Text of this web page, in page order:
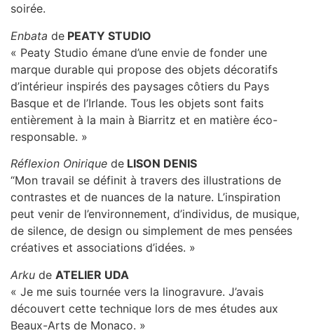
soirée.
Enbata de PEATY STUDIO
« Peaty Studio émane d’une envie de fonder une
marque durable qui propose des objets décoratifs
d’intérieur inspirés des paysages côtiers du Pays
Basque et de l’Irlande. Tous les objets sont faits
entièrement à la main à Biarritz et en matière éco-
responsable. »
Réflexion Onirique de LISON DENIS
“Mon travail se définit à travers des illustrations de
contrastes et de nuances de la nature. L’inspiration
peut venir de l’environnement, d’individus, de musique,
de silence, de design ou simplement de mes pensées
créatives et associations d’idées. »
Arku de ATELIER UDA
« Je me suis tournée vers la linogravure. J’avais
découvert cette technique lors de mes études aux
Beaux-Arts de Monaco. »